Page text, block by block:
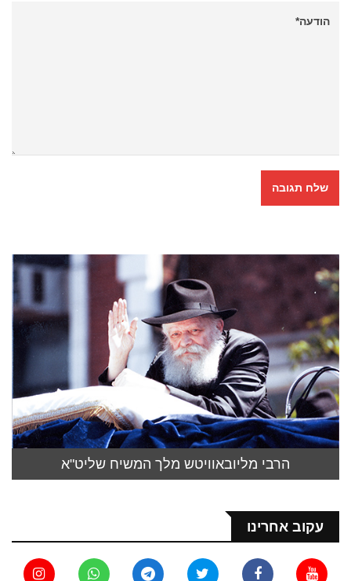
הרבי מליובאוויטש מלך המשיח שליט"א
עקוב אחרינו